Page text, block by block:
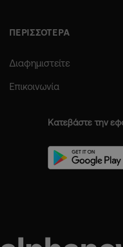
ΠΕΡΙΣΣΟΤΕΡΑ
Διαφημιστείτε
Επικοινωνία
Κατεβάστε την